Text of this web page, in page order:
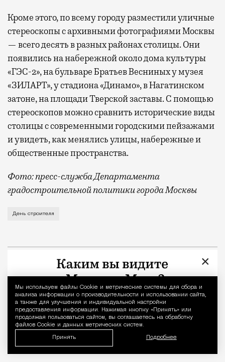
Уведомление
Мы используем файлы Сookie и метрические системы для сбора и
анализа информации о производительности и использовании сайта,
а также для улучшения и индивидуальной настройки
предоставления информации. Нажимая кнопку «Принять» или
продолжая пользоваться сайтом, вы соглашаетесь на обработку
файлов Cookie и данных метрических систем.
Принять Подробнее
Кроме этого, по всему городу разместили уличные
стереоскопы с архивными фотографиями Москвы
— всего десять в разных районах столицы. Они
появились на набережной около дома культуры
«ГЭС-2», на бульваре Братьев Весниных у музея
«ЗИЛАРТ», у стадиона «Динамо», в Нагатинском
затоне, на площади Тверской заставы. С помощью
стереоскопов можно сравнить исторические виды
столицы с современными городскими пейзажами
и увидеть, как менялись улицы, набережные и
общественные пространства.
Фото: пресс-служба Департамента
градостроительной политики города Москвы
В этом году профессиональный праздник День
День строителя
×